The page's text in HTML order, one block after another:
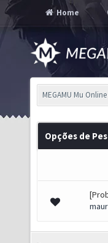
Home
MEGAMU Mu
Opções de